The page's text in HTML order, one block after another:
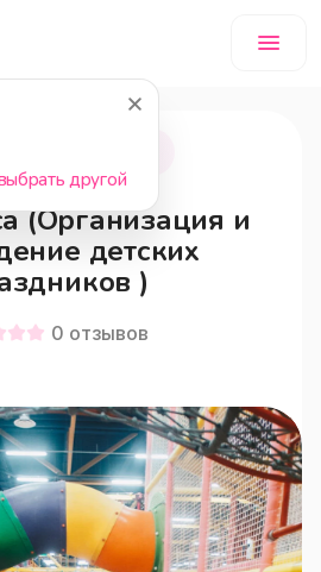
другой
(Организация и
детских
)
0 отзывов